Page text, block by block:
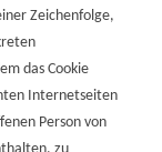
Zeichenfolge,
das Cookie
Internetseiten
Person von